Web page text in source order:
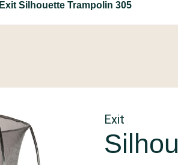
Exit Silhouette Trampolin 305
Exit